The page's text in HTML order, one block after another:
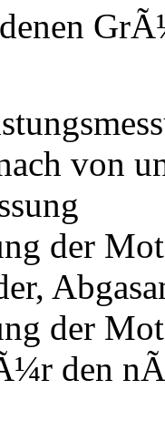
von
der
der
den